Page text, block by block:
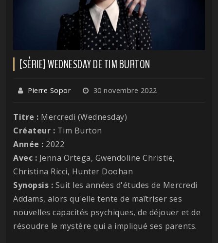
[SÉRIE] WEDNESDAY DE TIM BURTON
Pierre Sopor 30 novembre 2022
Titre : Mercredi (Wednesday)
Créateur : Tim Burton
Année : 2022
Avec : Jenna Ortega, Gwendoline Christie,
Christina Ricci, Hunter Doohan
Synopsis : Suit les années d'études de Mercredi
Addams, alors qu'elle tente de maîtriser ses
nouvelles capacités psychiques, de déjouer et de
résoudre le mystère qui a impliqué ses parents.